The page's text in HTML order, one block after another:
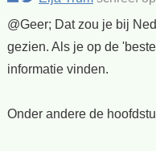
@Geer; Dat zou je bij
gezien. Als je op de
informatie vinden.
Onder andere de